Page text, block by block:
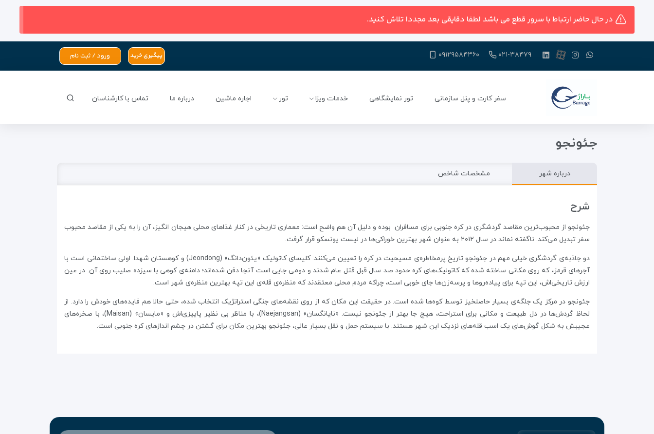
در حال حاضر ارتباط با سرور قطع می باشد لطفا دقایقی بعد مجددا تلاش کنید.
۰۲۱-۳۸۴۷۹ ۰۹۱۲۹۵۸۴۳۶۰ پیگیری خرید ورود / ثبت نام
سفر کارت و پنل سازمانی تور نمایشگاهی خدمات ویزا تور اجاره ماشین درباره ما تماس با کارشناسان
جئونجو
درباره شهر مشخصات شاخص
شرح
جئونجو از محبوب‌ترین مقاصد گردشگری در کره جنوبی برای مسافران بوده و دلیل آن هم واضح است: معماری تاریخی در کنار غذاهای محلی هیجان‌ انگیز، آن را به یکی از مقاصد محبوب
سفر تبدیل می‌کند. ناگفته نماند در سال ۲۰۱۲ به عنوان شهر بهترین خوراکی‌ها در لیست یونسکو قرار گرفت.
دو جاذبه‌ی گردشگری خیلی مهم در جئونجو تاریخ پرمخاطره‌ی مسیحیت در کره را تعیین می‌کنند: کلیسای کاتولیک «یئون‌دانگ» (Jeondong) و کوهستان شهدا. اولی ساختمانی است با
آجرهای قرمز، که روی مکانی ساخته شده که کاتولیک‌های کره حدود صد سال قبل قتل عام شدند و دومی جایی است آنجا دفن شده‌اند؛ دامنه‌ی کوهی با سیزده صلیب روی آن. در عین
ارزش تاریخی‌اش، این تپه برای پیاده‌رو‌ها و پرسه‌زن‌ها جای خوبی است، چراکه مردم محلی معتقدند که منظره‌ی قله‌ی این تپه بهترین منظره‌ی شهر است.
جئونجو در مرکز یک جلگه‌ی بسیار حاصلخیز توسط کوه‌ها شده است. در حقیقت این مکان که از روی نقشه‌های جنگی استراتژیک انتخاب شده، حتی حالا هم فایده‌های خودش را دارد. از
لحاظ گردش‌ها در دل طبیعت و مکانی برای استراحت، هیچ جا بهتر از جئونجو نیست. «نایانگسان» (Naejangsan)، با مناظر بی نظیر پاییزی‌اش و «مایسان» (Maisan)، با صخره‌‌های
عجیبش به شکل گوش‌های یک اسب قله‌های نزدیک این شهر هستند. با سیستم حمل و نقل بسیار عالی، جئونجو بهترین مکان برای گشتن در چشم‌ اندازهای کره جنوبی است.